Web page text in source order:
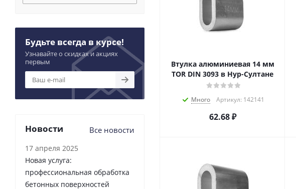
Втулка алюминиевая 14 мм
TOR DIN 3093 в Нур-Султане
Много Артикул: 142141
62.68₽
40
42
44
6
8
Будьте всегда в курсе!
Узнавайте о скидках и акциях
первым
Новости Все новости
17 апреля 2025
Новая услуга:
профессиональная обработка
бетонных поверхностей